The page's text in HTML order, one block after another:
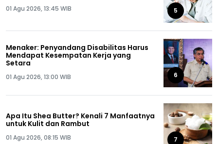
01 Agu 2026, 13:45 WIB 5
Menaker: Penyandang Disabilitas Harus
Mendapat Kesempatan Kerja yang
Setara
01 Agu 2026, 13:00 WIB 6
Apa Itu Shea Butter? Kenali 7 Manfaatnya
untuk Kulit dan Rambut
01 Agu 2026, 08:15 WIB 7